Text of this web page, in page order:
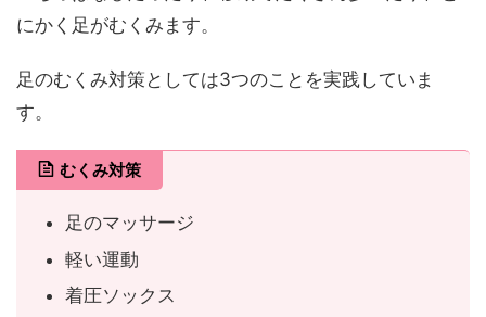
にかく足がむくみます。
足のむくみ対策としては3つのことを実践していま
す。
むくみ対策
足のマッサージ
軽い運動
着圧ソックス